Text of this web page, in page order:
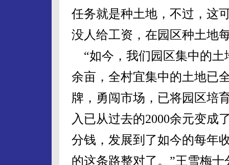
任务就是种土地，不过，这
没人给工资，在园区种土地
“如今，我们园区集中的土
余亩，全村宜集中的土地已
牌，勇闯市场，已将园区培
入已从过去的2000余元变成
分钱，发展到了如今的每年
的这条路整对了。”王雪梅